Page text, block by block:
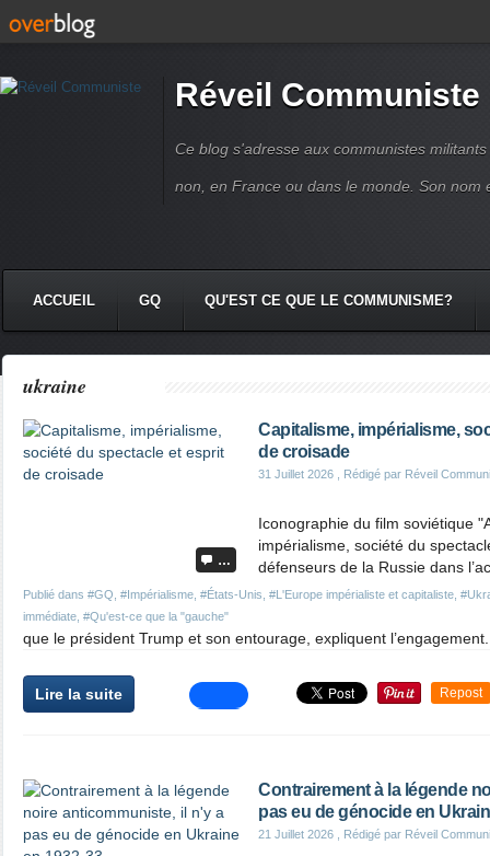
Réveil Communiste
Ce blog s'adresse aux communistes
non, en France ou dans le monde. Son nom
ACCUEIL GQ QU'EST CE QUE LE COMMUNISME?
ukraine
…
Capitalisme, impérialisme,
de croisade
31 Juillet 2026 , Rédigé par Réveil
Publié dans #GQ #Impérialisme #États-Unis #L'Europe impérialiste et capitaliste
immédiate #Qu'est-ce que la "gauche"
Iconographie du film soviétique
impérialisme, société du
défenseurs de la Russie dans
que le président Trump et son entourage, expliquent
Lire la suite Repost
Contrairement à la légende
pas eu de génocide en
21 Juillet 2026 , Rédigé par Réveil